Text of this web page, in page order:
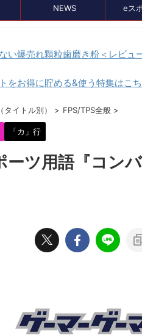
NEWS eス
い爆売れ顆粒歯磨き粉＜レビ
をお得に貯める&使う特集はこち
タイトル別） > FPS/TPS全般 >
「カ」行
ーツ用語『コン
ーミングデバイス比較メディア
』に掲載されました！
が使用しているデバイスを紹介していま
、プロゲーマーのマウス感度やキー設定